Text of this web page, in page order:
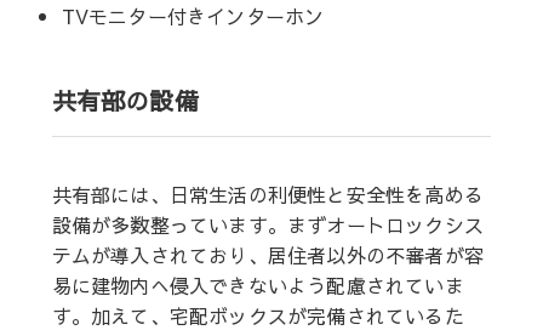
TVモニター付きインターホン
共有部の設備
共有部には、日常生活の利便性と安全性を高める
設備が多数整っています。まずオートロックシス
テムが導入されており、居住者以外の不審者が容
易に建物内へ侵入できないよう配慮されていま
す。加えて、宅配ボックスが完備されているた